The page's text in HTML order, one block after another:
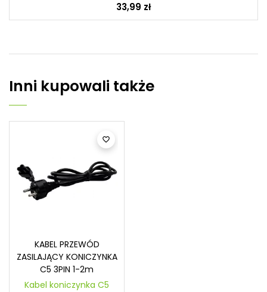
33,99 zł
Inni kupowali także

KABEL PRZEWÓD
ZASILAJĄCY KONICZYNKA
C5 3PIN 1-2m
Kabel koniczynka C5